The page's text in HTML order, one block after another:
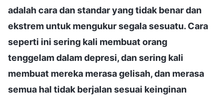
adalah cara dan standar yang tidak benar dan
ekstrem untuk mengukur segala sesuatu. Cara
seperti ini sering kali membuat orang
tenggelam dalam depresi, dan sering kali
membuat mereka merasa gelisah, dan merasa
semua hal tidak berjalan sesuai keinginan